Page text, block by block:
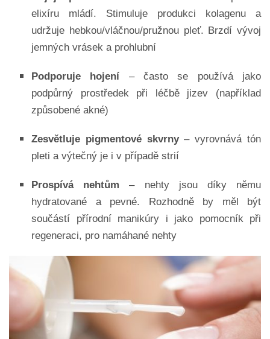
elixíru mládí. Stimuluje produkci kolagenu a
udržuje hebkou/vláčnou/pružnou pleť. Brzdí vývoj
jemných vrásek a prohlubní
Podporuje hojení – často se používá jako
podpůrný prostředek při léčbě jizev (například
způsobené akné)
Zesvětluje pigmentové skvrny– vyrovnává tón
pleti a výtečný je i v případě strií
Prospívá nehtům – nehty jsou díky němu
hydratované a pevné. Rozhodně by měl být
součástí přírodní manikúry i jako pomocník při
regeneraci, pro namáhané nehty